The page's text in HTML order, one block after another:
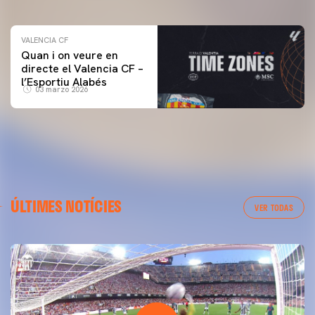
VALENCIA CF
Quan i on veure en
directe el Valencia CF –
l’Esportiu Alabés
03 marzo 2026
ÚLTIMES NOTÍCIES VER TODAS